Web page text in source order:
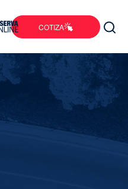
COTIZA